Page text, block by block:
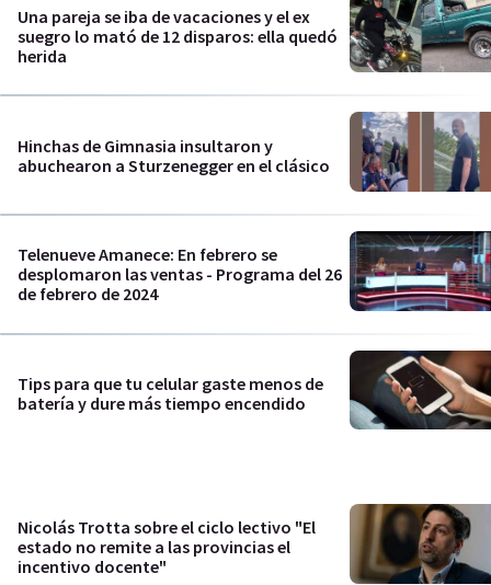
Una pareja se iba de vacaciones y el ex
suegro lo mató de 12 disparos: ella quedó
herida
Hinchas de Gimnasia insultaron y
abuchearon a Sturzenegger en el clásico
Telenueve Amanece: En febrero se
desplomaron las ventas - Programa del 26
de febrero de 2024
Tips para que tu celular gaste menos de
batería y dure más tiempo encendido
Nicolás Trotta sobre el ciclo lectivo "El
estado no remite a las provincias el
incentivo docente"